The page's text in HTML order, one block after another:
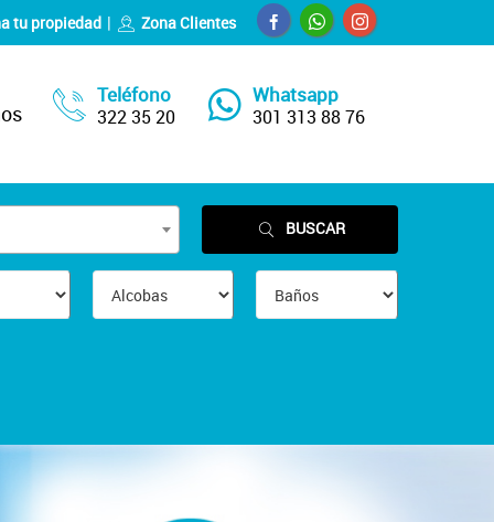
tu propiedad Zona Clientes
Teléfono
322 35 20
Whatsapp
301 313 88 76
BUSCAR